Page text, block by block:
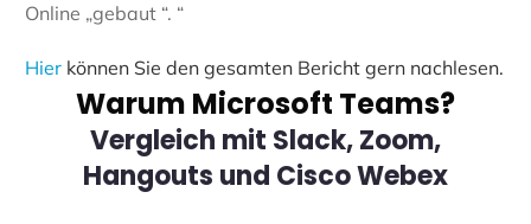
Online „gebaut “. “
Hier können Sie den gesamten Bericht gern nachlesen.
Warum Microsoft Teams?
Vergleich mit Slack, Zoom,
Hangouts und Cisco Webex